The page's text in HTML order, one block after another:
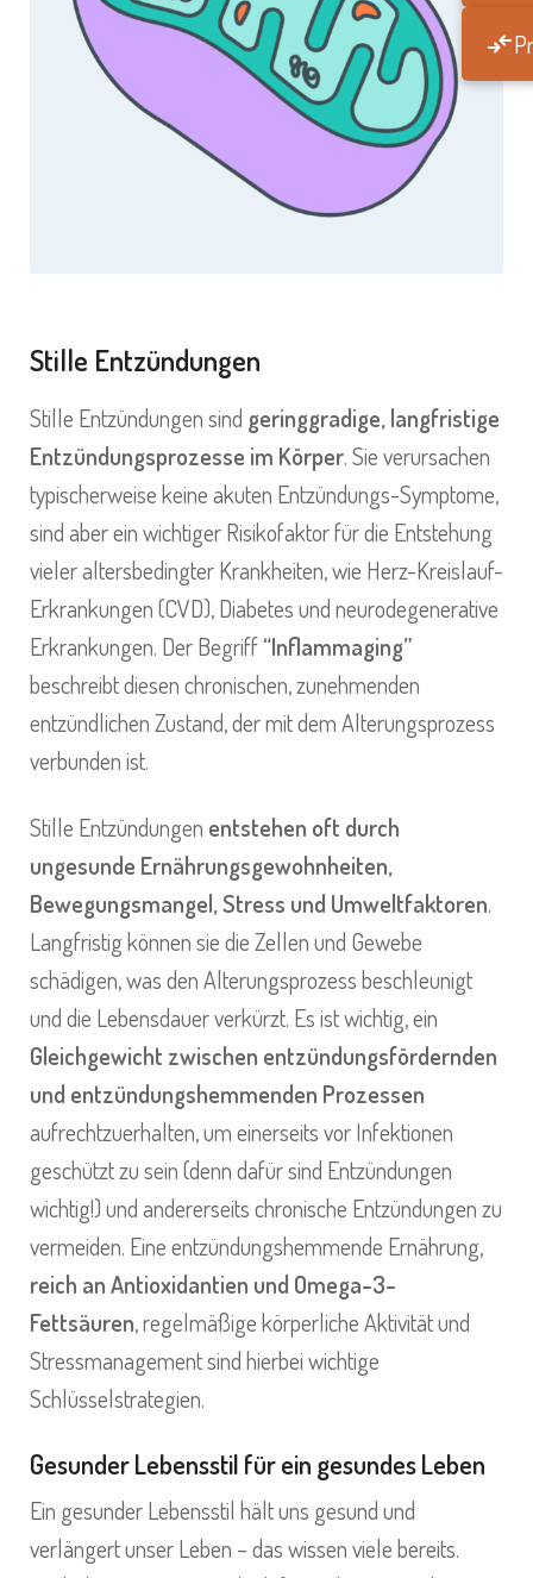
Stille Entzündungen
Stille Entzündungen sind geringgradige, langfristige
Entzündungsprozesse im Körper. Sie verursachen
typischerweise keine akuten Entzündungs-Symptome,
sind aber ein wichtiger Risikofaktor für die Entstehung
vieler altersbedingter Krankheiten, wie Herz-Kreislauf-
Erkrankungen (CVD), Diabetes und neurodegenerative
Erkrankungen. Der Begriff“Inflammaging”
beschreibt diesen chronischen, zunehmenden
entzündlichen Zustand, der mit dem Alterungsprozess
verbunden ist.
Stille Entzündungen entstehen oft durch
ungesunde Ernährungsgewohnheiten,
Bewegungsmangel, Stress und Umweltfaktoren.
Langfristig können sie die Zellen und Gewebe
schädigen, was den Alterungsprozess beschleunigt
und die Lebensdauer verkürzt. Es ist wichtig, ein
Gleichgewicht zwischen entzündungsfördernden
und entzündungshemmenden Prozessen
aufrechtzuerhalten, um einerseits vor Infektionen
geschützt zu sein (denn dafür sind Entzündungen
wichtig!) und andererseits chronische Entzündungen zu
vermeiden. Eine entzündungshemmende Ernährung,
reich an Antioxidantien und Omega-3-
Fettsäuren, regelmäßige körperliche Aktivität und
Stressmanagement sind hierbei wichtige
Schlüsselstrategien.
Gesunder Lebensstil für ein gesundes Leben
Ein gesunder Lebensstil hält uns gesund und
verlängert unser Leben – das wissen viele bereits.